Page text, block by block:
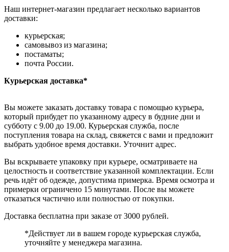
Наш интернет-магазин предлагает несколько вариантов
доставки:
курьерская;
самовывоз из магазина;
постаматы;
почта России.
Курьерская доставка*
Вы можете заказать доставку товара с помощью курьера,
который прибудет по указанному адресу в будние дни и
субботу с 9.00 до 19.00. Курьерская служба, после
поступления товара на склад, свяжется с вами и предложит
выбрать удобное время доставки. Уточнит адрес.
Вы вскрываете упаковку при курьере, осматриваете на
целостность и соответствие указанной комплектации. Если
речь идёт об одежде, допустима примерка. Время осмотра и
примерки ограничено 15 минутами. После вы можете
отказаться частично или полностью от покупки.
Доставка бесплатна при заказе от 3000 рублей.
*Действует ли в вашем городе курьерская служба,
уточняйте у менеджера магазина.